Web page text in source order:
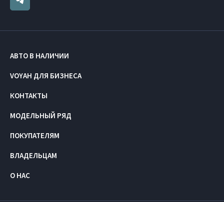
АВТО В НАЛИЧИИ
VOYAH ДЛЯ БИЗНЕСА
КОНТАКТЫ
МОДЕЛЬНЫЙ РЯД
ПОКУПАТЕЛЯМ
ВЛАДЕЛЬЦАМ
О НАС